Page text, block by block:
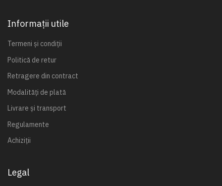
Informații utile
Termeni și condiții
Politică de retur
Retragere din contract
Modalități de plată
Livrare și transport
Regulamente
Achiziții
Legal